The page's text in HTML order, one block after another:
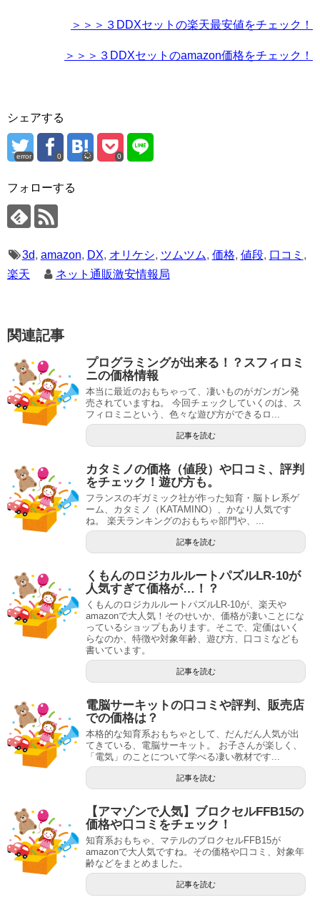
＞＞＞３DDXセットの楽天最安値をチェック！
＞＞＞３DDXセットのamazon価格をチェック！
シェアする
error 0 0
フォローする
3d, amazon, DX, オリケシ, ツムツム, 価格, 値段, 口コミ ,
楽天
ネット通販激安情報局
関連記事
プログラミングが出来る！？スフィロミ
ニの価格情報
本当に最近のおもちゃって、凄いものがガンガン発
売されていますね。 今回チェックしていくのは、ス
フィロミニという、色々な遊び方ができるロ...
記事を読む
カタミノの価格（値段）や口コミ、評判
をチェック！遊び方も。
フランスのギガミック社が作った知育・脳トレ系ゲ
ーム、カタミノ（KATAMINO）、かなり人気です
ね。 楽天ランキングのおもちゃ部門や、...
記事を読む
くもんのロジカルルートパズルLR-10が
人気すぎて価格が…！？
くもんのロジカルルートパズルLR-10が、楽天や
amazonで大人気！そのせいか、価格が凄いことにな
っているショップもあります。そこで、定価はいく
らなのか、特徴や対象年齢、遊び方、口コミなども
書いています。
記事を読む
電脳サーキットの口コミや評判、販売店
での価格は？
本格的な知育系おもちゃとして、だんだん人気が出
てきている、電脳サーキット。 お子さんが楽しく、
「電気」のことについて学べる凄い教材です...
記事を読む
【アマゾンで人気】ブロクセルFFB15の
価格や口コミをチェック！
知育系おもちゃ、マテルのブロクセルFFB15が
amazonで大人気ですね。その価格や口コミ、対象年
齢などをまとめました。
記事を読む